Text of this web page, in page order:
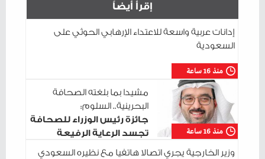
إقرأ أيضاً
منذ 16 ساعة
إدانات عربية واسعة للاعتداء الإرهابي الحوثي على
السعودية
منذ 16 ساعة
مشيدا بما بلغته الصحافة
البحرينية.. السلوم:
جائزة رئيس الوزراء للصحافة
تجسد الرعاية الرفيعة
للإعلام الوطني
وزير الخارجية يجري اتصالا هاتفيا مع نظيره السعودي